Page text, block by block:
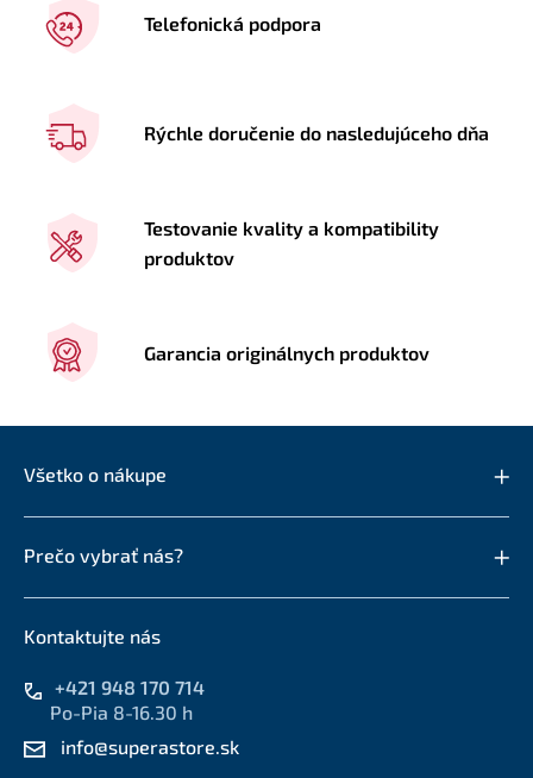
Telefonická podpora
Rýchle doručenie do nasledujúceho dňa
Testovanie kvality a kompatibility
produktov
Garancia originálnych produktov
Všetko o nákupe
Prečo vybrať nás?
Kontaktujte nás
+421 948 170 714
Po-Pia 8-16.30 h
info@superastore.sk